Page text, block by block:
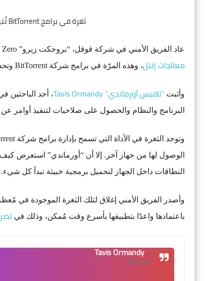
ثغرة في برامج BitTorrent تُتيح اختراق جهاز المُستخدم والتحكّم به عن بُعد
عاد الفريق الأمني في شركة قوقل، “بروجكت زيرو” Project Zero، للكشف عن ثغرة جديدة بعد
معالجات إنتل، وهذه المرّة في برامج شركة BitTorrent وتحديدًا
وأثبت “تافيس أورماندي” Tavis Ormandy ، أحد الباحثين
البرنامج والنظام والحصول على صلاحيات لتنفيذ أوامر
الوصول لها من جهاز آخر. إلا أن “أورماندي” استعرض
النطاقات داخل الجهاز لتحميل برمجية خبيثة تبدأ كل شيء.
باعتمادها واعدًا بتطبيقها بأسرع وقت مُمكن، وذلك في
Tavis Ormandy
@taviso